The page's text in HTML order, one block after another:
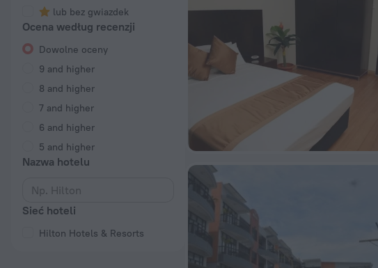
lub bez gwiazdek
Ocena według recenzji
Dowolne oceny
9 and higher
8 and higher
7 and higher
6 and higher
5 and higher
Nazwa hotelu
Sieć hoteli
Hilton Hotels & Resorts